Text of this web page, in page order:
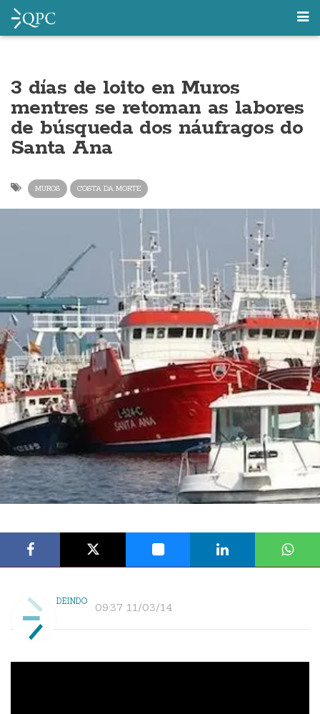
3 días de loito en Muros
mentres se retoman as labores
de búsqueda dos náufragos do
Santa Ana
MUROS COSTA DA MORTE
DEINDO 09:37 11/03/14